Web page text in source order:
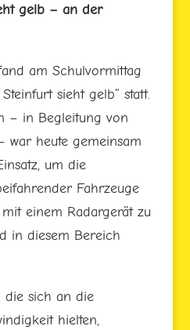
gelb – an der
am Schulvormittag
sieht gelb“ statt.
– in Begleitung von
war heute gemeinsam
um die
Fahrzeuge
einem Radargerät zu
in diesem Bereich
die sich an die
hielten,